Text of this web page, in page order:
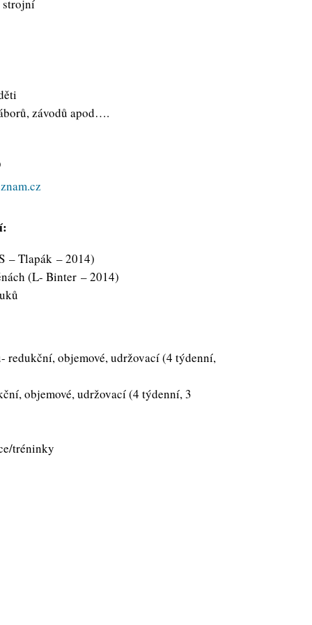
strojní
závodů apod….
– Tlapák – 2014)
(L- Binter – 2014)
redukční, objemové, udržovací (4 týdenní,
objemové, udržovací (4 týdenní, 3
tréninky